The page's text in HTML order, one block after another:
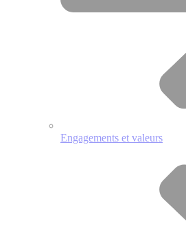
Engagements et valeurs